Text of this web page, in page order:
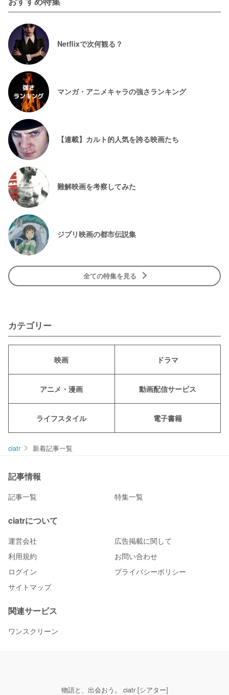
Netflixで次何観る？
マンガ・アニメキャラの強さランキング
【連載】カルト的人気を誇る映画たち
難解映画を考察してみた
ジブリ映画の都市伝説集
全ての特集を見る
カテゴリー
映画 ドラマ
アニメ・漫画 動画配信サービス
ライフスタイル 電子書籍
ciatr 新着記事一覧
記事情報
記事一覧 特集一覧
ciatrについて
運営会社
広告掲載に関して
利用規約
お問い合わせ
ログイン
プライバシーポリシー
サイトマップ
関連サービス
ワンスクリーン
物語と、出会おう。 ciatr [シアター]